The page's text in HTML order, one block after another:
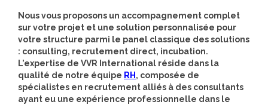
Nous vous proposons un accompagnement complet
sur votre projet et une solution personnalisée pour
votre structure parmi le panel classique des solutions
: consulting, recrutement direct, incubation.
L’expertise de VVR International réside dans la
qualité de notre équipe RH , composée de
spécialistes en recrutement alliés à des consultants
ayant eu une expérience professionnelle dans le